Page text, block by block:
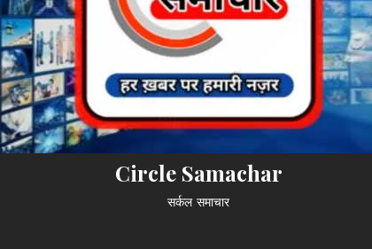
Circle Samachar
सर्कल समाचार